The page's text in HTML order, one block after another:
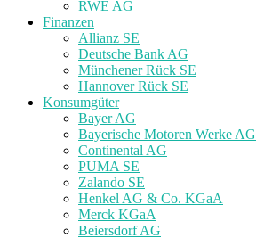
RWE AG
Finanzen
Allianz SE
Deutsche Bank AG
Münchener Rück SE
Hannover Rück SE
Konsumgüter
Bayer AG
Bayerische Motoren Werke AG
Continental AG
PUMA SE
Zalando SE
Henkel AG & Co. KGaA
Merck KGaA
Beiersdorf AG